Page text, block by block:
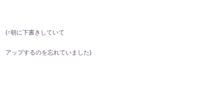
(↑朝に下書きしていて
アップするのを忘れていました)